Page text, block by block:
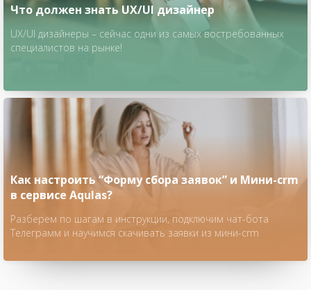
Что должен знать UX/UI дизайнер
UX/UI дизайнеры – сейчас одни из самых востребованных
специалистов на рынке!
Как настроить “Форму сбора заявок” и Мини-crm
в сервисе Aqulas?
Разберем по шагам в инструкции, подключим чат-бота
Телеграмм и научимся скачивать заявки из мини-crm